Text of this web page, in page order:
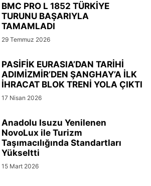
BMC PRO L 1852 TÜRKİYE
TURUNU BAŞARIYLA
TAMAMLADI
29 Temmuz 2026
PASİFİK EURASIA’DAN TARİHİ
ADIMİZMİR’DEN ŞANGHAY’A İLK
İHRACAT BLOK TRENİ YOLA ÇIKTI
17 Nisan 2026
Anadolu Isuzu Yenilenen
NovoLux ile Turizm
Taşımacılığında Standartları
Yükseltti
15 Mart 2026